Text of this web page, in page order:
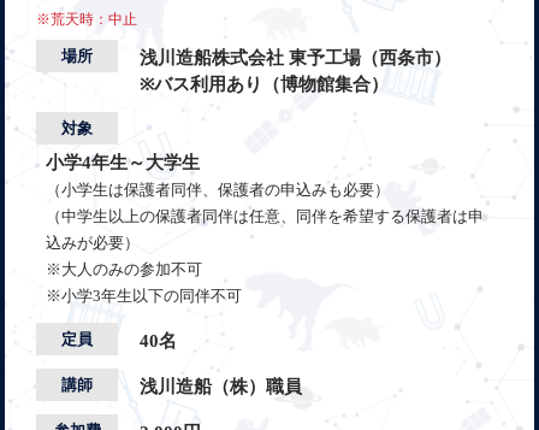
※荒天時：中止
場所
浅川造船株式会社 東予工場（西条市）
※バス利用あり（博物館集合）
対象
小学4年生～大学生
（小学生は保護者同伴、保護者の申込みも必要）
（中学生以上の保護者同伴は任意、同伴を希望する保護者は申
込みが必要）
※大人のみの参加不可
※小学3年生以下の同伴不可
定員 40名
講師 浅川造船（株）職員